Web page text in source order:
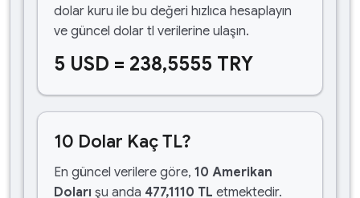
dolar kuru ile bu değeri hızlıca hesaplayın
ve güncel dolar tl verilerine ulaşın.
5 USD = 238,5555 TRY
10 Dolar Kaç TL?
En güncel verilere göre, 10 Amerikan
Doları şu anda 477,1110 TL etmektedir.